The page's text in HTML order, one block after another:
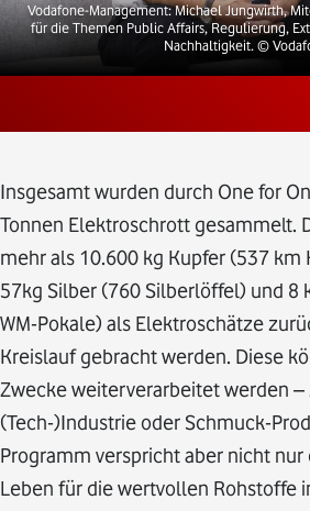
Vodafone-Management: Michael Jungwirth,
für die Themen Public Affairs, Regulierung,
Nachhaltigkeit. ©
Insgesamt wurden durch One for
Tonnen Elektroschrott gesammelt.
mehr als 10.600 kg Kupfer (537 km
57kg Silber (760 Silberlöffel) und 8
WM-Pokale) als Elektroschätze
Kreislauf gebracht werden. Diese
Zwecke weiterverarbeitet werden –
(Tech-)Industrie oder Schmuck-
Programm verspricht aber nicht nur
Leben für die wertvollen Rohstoffe